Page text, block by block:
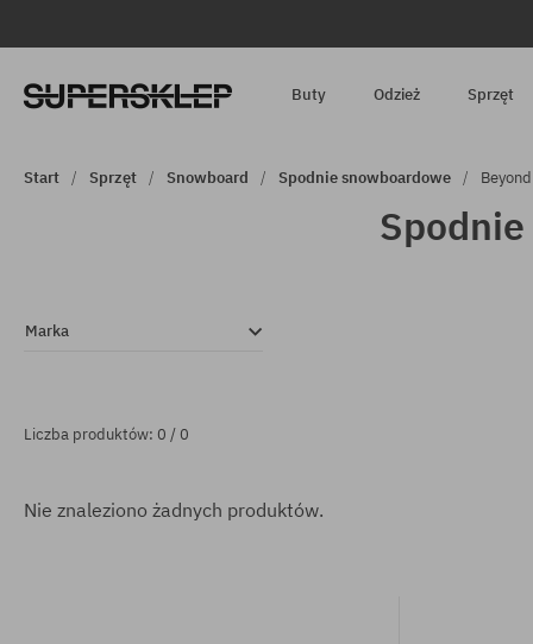
Buty Odzież Sprzęt
Start Sprzęt Snowboard Spodnie snowboardowe
Marka
Liczba produktów: 0 / 0
Nie znaleziono żadnych produktów.